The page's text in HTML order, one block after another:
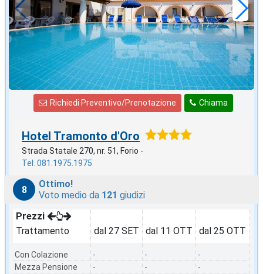
a notte
Chiama
Richiedi Preventivo/Prenotazione
Hotel Tramonto d'Oro
Strada Statale 270, nr. 51, Forio -
Tel. 081.1975.1975
8
Ottimo!
Voto medio da 121 giudizi
Prezzi
Trattamento
Con Colazione
Mezza Pensione
dal 27 SET
-
-
dal 11 OTT
-
-
dal 25 OTT
-
-